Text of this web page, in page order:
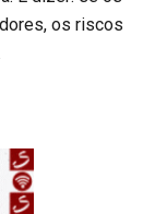
os riscos